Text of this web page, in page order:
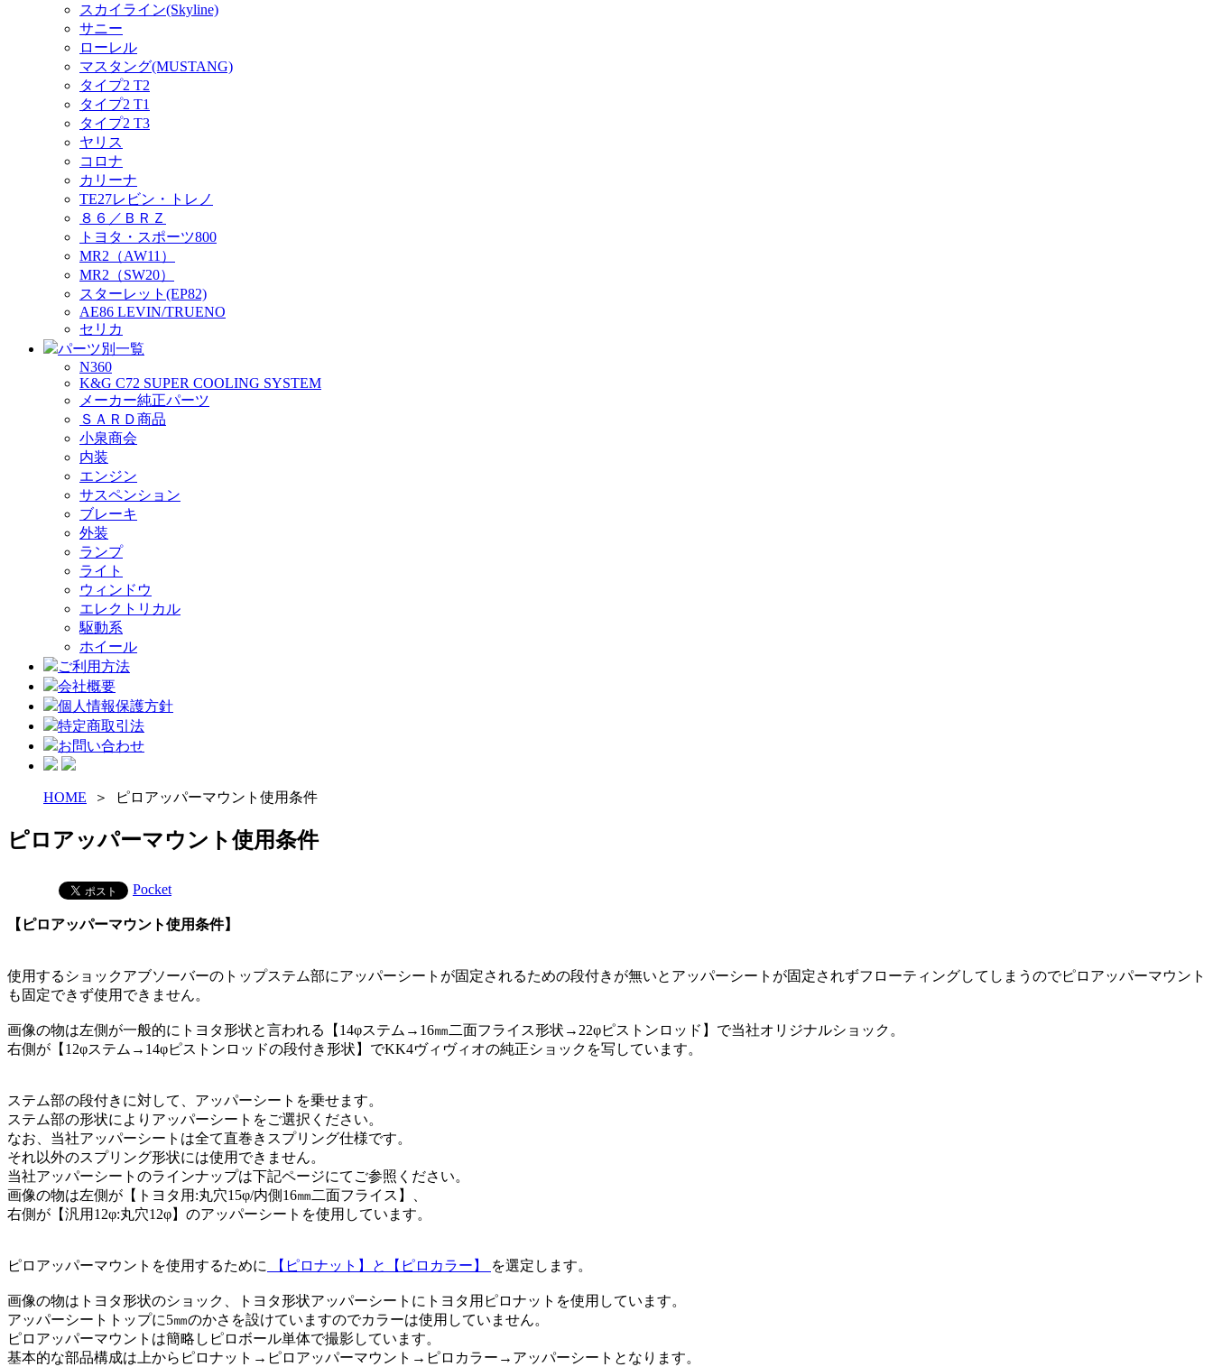
スカイライン(Skyline)
サニー
ローレル
マスタング(MUSTANG)
タイプ2 T2
タイプ2 T1
タイプ2 T3
ヤリス
コロナ
カリーナ
TE27レビン・トレノ
８６／ＢＲＺ
トヨタ・スポーツ800
MR2（AW11）
MR2（SW20）
スターレット(EP82)
AE86 LEVIN/TRUENO
セリカ
パーツ別一覧
N360
K&G C72 SUPER COOLING SYSTEM
メーカー純正パーツ
ＳＡＲＤ商品
小泉商会
内装
エンジン
サスペンション
ブレーキ
外装
ランプ
ライト
ウィンドウ
エレクトリカル
駆動系
ホイール
ご利用方法
会社概要
個人情報保護方針
特定商取引法
お問い合わせ
HOME ＞ ピロアッパーマウント使用条件
ピロアッパーマウント使用条件
Pocket
【ピロアッパーマウント使用条件】
使用するショックアブソーバーのトップステム部にアッパーシートが固定されるための段付きが無いとアッパーシートが固定されずフローティングしてしまうのでピロアッパーマウント
も固定できず使用できません。
画像の物は左側が一般的にトヨタ形状と言われる【14φステム→16㎜二面フライス形状→22φピストンロッド】で当社オリジナルショック。
右側が【12φステム→14φピストンロッドの段付き形状】でKK4ヴィヴィオの純正ショックを写しています。
ステム部の段付きに対して、アッパーシートを乗せます。
ステム部の形状によりアッパーシートをご選択ください。
なお、当社アッパーシートは全て直巻きスプリング仕様です。
それ以外のスプリング形状には使用できません。
当社アッパーシートのラインナップは下記ページにてご参照ください。
画像の物は左側が【トヨタ用:丸穴15φ/内側16㎜二面フライス】、
右側が【汎用12φ:丸穴12φ】のアッパーシートを使用しています。
ピロアッパーマウントを使用するために 【ピロナット】と【ピロカラー】 を選定します。
画像の物はトヨタ形状のショック、トヨタ形状アッパーシートにトヨタ用ピロナットを使用しています。
アッパーシートトップに5㎜のかさを設けていますのでカラーは使用していません。
ピロアッパーマウントは簡略しピロボール単体で撮影しています。
基本的な部品構成は上からピロナット→ピロアッパーマウント→ピロカラー→アッパーシートとなります。